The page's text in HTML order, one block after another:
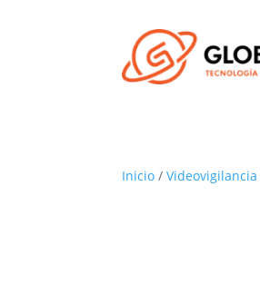
Inicio /Videovigilancia